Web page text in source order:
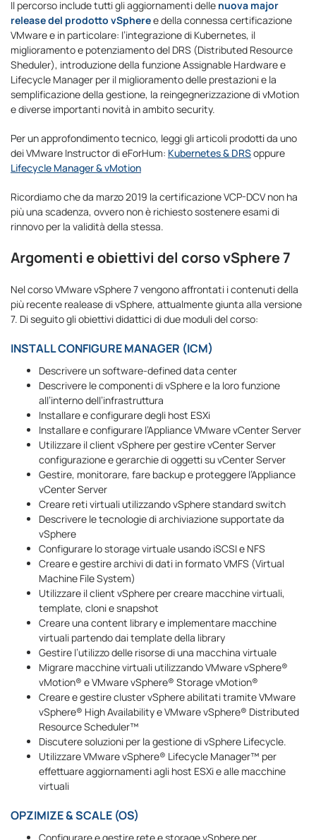
Il percorso include tutti gli aggiornamenti delle nuova major
release del prodotto vSpheree della connessa certificazione
VMware e in particolare: l’integrazione di Kubernetes, il
miglioramento e potenziamento del DRS (Distributed Resource
Sheduler), introduzione della funzione Assignable Hardware e
Lifecycle Manager per il miglioramento delle prestazioni e la
semplificazione della gestione, la reingegnerizzazione di vMotion
e diverse importanti novità in ambito security.
Per un approfondimento tecnico, leggi gli articoli prodotti da uno
dei VMware Instructor di eForHum: Kubernetes & DRSoppure
Lifecycle Manager & vMotion
Ricordiamo che da marzo 2019 la certificazione VCP-DCV non ha
più una scadenza, ovvero non è richiesto sostenere esami di
rinnovo per la validità della stessa.
Argomenti e obiettivi del corso vSphere 7
Nel corso VMware vSphere 7 vengono affrontati i contenuti della
più recente realease di vSphere, attualmente giunta alla versione
7. Di seguito gli obiettivi didattici di due moduli del corso:
INSTALL CONFIGURE MANAGER (ICM)
Descrivere un software-defined data center
Descrivere le componenti di vSphere e la loro funzione
all’interno dell’infrastruttura
Installare e configurare degli host ESXi
Installare e configurare l’Appliance VMware vCenter Server
Utilizzare il client vSphere per gestire vCenter Server
configurazione e gerarchie di oggetti su vCenter Server
Gestire, monitorare, fare backup e proteggere l’Appliance
vCenter Server
Creare reti virtuali utilizzando vSphere standard switch
Descrivere le tecnologie di archiviazione supportate da
vSphere
Configurare lo storage virtuale usando iSCSI e NFS
Creare e gestire archivi di dati in formato VMFS (Virtual
Machine File System)
Utilizzare il client vSphere per creare macchine virtuali,
template, cloni e snapshot
Creare una content library e implementare macchine
virtuali partendo dai template della library
Gestire l’utilizzo delle risorse di una macchina virtuale
Migrare macchine virtuali utilizzando VMware vSphere®
vMotion® e VMware vSphere® Storage vMotion®
Creare e gestire cluster vSphere abilitati tramite VMware
vSphere® High Availability e VMware vSphere® Distributed
Resource Scheduler™
Discutere soluzioni per la gestione di vSphere Lifecycle.
Utilizzare VMware vSphere® Lifecycle Manager™ per
effettuare aggiornamenti agli host ESXi e alle macchine
virtuali
OPZIMIZE & SCALE (OS)